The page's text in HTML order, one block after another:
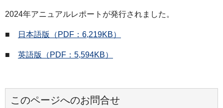
2024年アニュアルレポートが発行されました。
■ 日本語版（PDF：6,219KB）
■ 英語版（PDF：5,594KB）
このページへのお問合せ